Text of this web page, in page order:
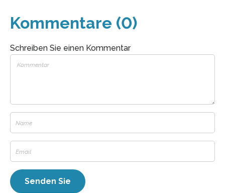
Kommentare (0)
Schreiben Sie einen Kommentar